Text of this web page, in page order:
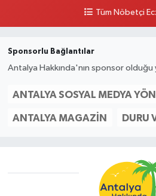
Tüm Nöbetçi
Sponsorlu Bağlantılar
Antalya Hakkında'nın sponsor olduğu
ANTALYA SOSYAL MEDYA
ANTALYA MAGAZIN DURU